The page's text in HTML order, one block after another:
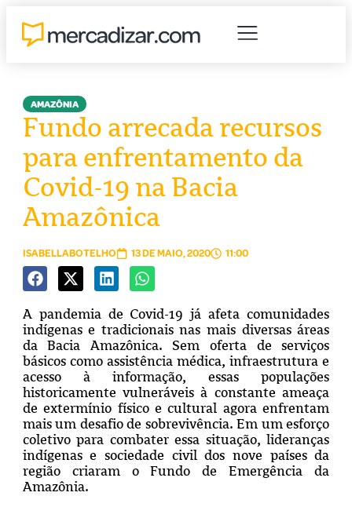
AMAZÔNIA
Fundo arrecada recursos
para enfrentamento da
Covid-19 na Bacia
Amazônica
ISABELLABOTELHO 13 DE MAIO, 2020 11:00
A pandemia de Covid-19 já afeta comunidades
indígenas e tradicionais nas mais diversas áreas
da Bacia Amazônica. Sem oferta de serviços
básicos como assistência médica, infraestrutura e
acesso à informação, essas populações
historicamente vulneráveis à constante ameaça
de extermínio físico e cultural agora enfrentam
mais um desafio de sobrevivência.Em um esforço
coletivo para combater essa situação, lideranças
indígenas e sociedade civil dos nove países da
região criaram o Fundo de Emergência da
Amazônia.